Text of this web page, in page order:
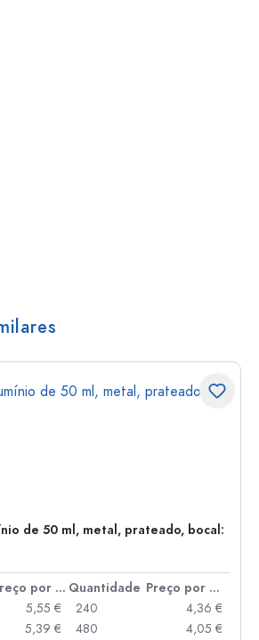
de 50 ml, metal, prateado, bocal:
Preço por peça Quantidade
Preço por peça
5,55 €
5,39 €
240
4,36 €
480
4,05 €